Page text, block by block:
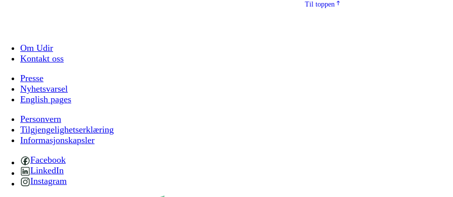
Til toppen
Om Udir
Kontakt oss
Presse
Nyhetsvarsel
English pages
Personvern
Tilgjengelighetserklæring
Informasjonskapsler
Facebook
LinkedIn
Instagram